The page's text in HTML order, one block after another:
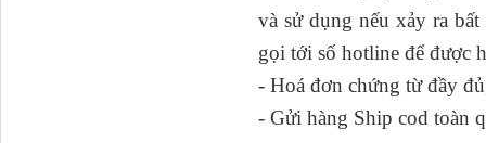
và sử dụng nếu xảy ra
gọi tới số hotline để được
- Hoá đơn chứng từ đầy
- Gửi hàng Ship cod toàn